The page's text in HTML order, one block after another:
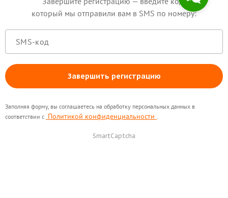
который мы отправили вам в SMS по номеру:
Завершить регистрацию
Заполняя форму, вы соглашаетесь на обработку персональных данных в
соответствии с Политикой конфиденциальности .
SmartCaptcha